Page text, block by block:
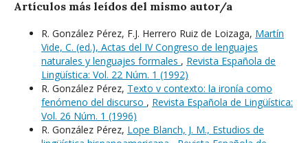
Artículos más leídos del mismo autor/a
R. González Pérez, F.J. Herrero Ruiz de Loizaga, Martín
Vide, C. (ed.), Actas del IV Congreso de lenguajes
naturales y lenguajes formales , Revista Española de
Lingüística: Vol. 22 Núm. 1 (1992)
R. González Pérez, Texto v contexto: la ironía como
fenómeno del discurso , Revista Española de Lingüística:
Vol. 26 Núm. 1 (1996)
R. González Pérez, Lope Blanch, J. M., Estudios de